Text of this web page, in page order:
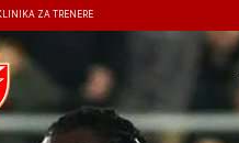
ZA TRENERE